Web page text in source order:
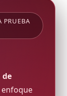
PRUEBA
de
enfoque